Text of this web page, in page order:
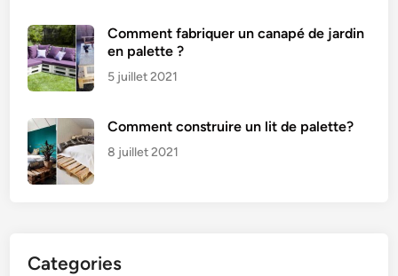
Comment fabriquer un canapé de jardin
en palette ?
5 juillet 2021
Comment construire un lit de palette?
8 juillet 2021
Categories